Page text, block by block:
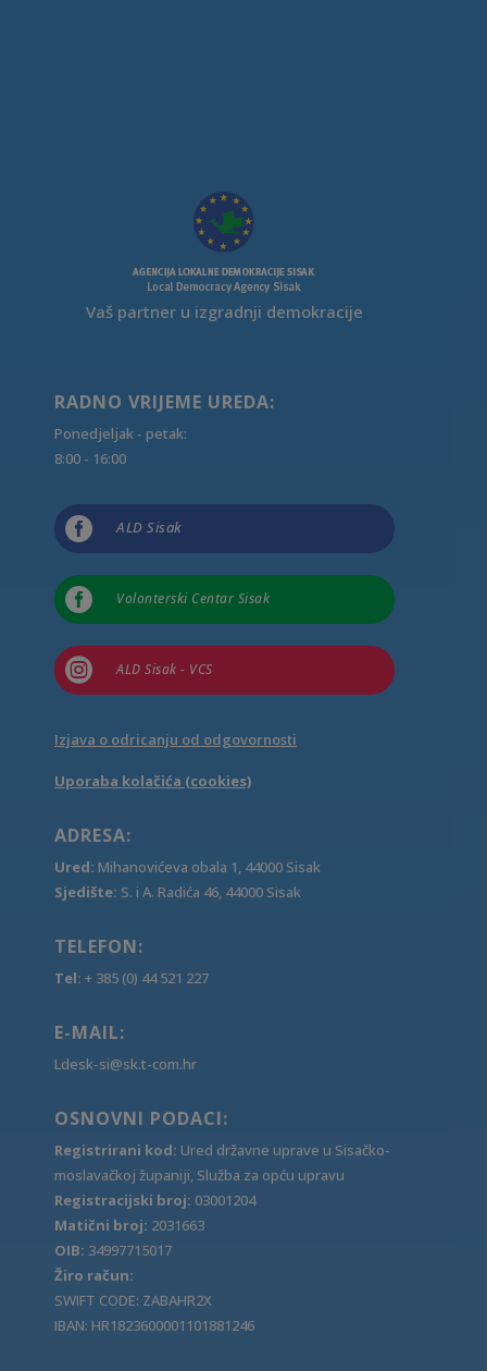
Vaš partner u izgradnji demokracije
RADNO VRIJEME UREDA:
Ponedjeljak - petak:
8:00 - 16:00
 ALD Sisak
 Volonterski Centar Sisak
 ALD Sisak - VCS
Izjava o odricanju od odgovornosti
Uporaba kolačića (cookies)
ADRESA:
Ured: Mihanovićeva obala 1, 44000 Sisak
Sjedište: S. i A. Radića 46, 44000 Sisak
TELEFON:
Tel: + 385 (0) 44 521 227
E-MAIL:
Ldesk-si@sk.t-com.hr
OSNOVNI PODACI:
Registrirani kod: Ured državne uprave u Sisačko-
moslavačkoj županiji, Služba za opću upravu
Registracijski broj: 03001204
Matični broj: 2031663
OIB: 34997715017
Žiro račun:
SWIFT CODE: ZABAHR2X
IBAN: HR1823600001101881246